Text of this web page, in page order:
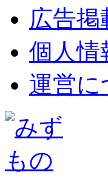
広告掲
個人情
運営に